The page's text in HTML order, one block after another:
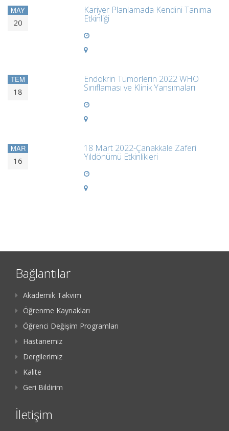
MAY
20
Kariyer Planlamada Kendini Tanıma
Etkinliği
TEM
18
Endokrin Tümörlerin 2022 WHO
Sınıflaması ve Klinik Yansımaları
MAR
16
18 Mart 2022-Çanakkale Zaferi
Yıldönümü Etkinlikleri
Bağlantılar
Akademik Takvim
Öğrenme Kaynakları
Öğrenci Değişim Programları
Hastanemiz
Dergilerimiz
Kalite
Geri Bildirim
İletişim